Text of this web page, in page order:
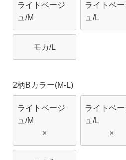
ライトベージ
ュ/M
ライトベー
ュ/L
モカ/L
2柄Bカラー(M-L)
ライトベージ
ュ/M
×
ライトベー
ュ/L
×